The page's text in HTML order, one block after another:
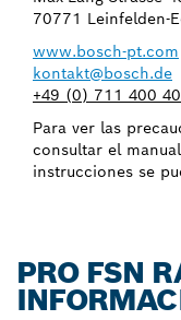
70771 Leinfelden-
www.bosch-pt.com
kontakt@bosch.de
+49 (0) 711 400
Para ver las
consultar el
instrucciones se
PRO FSN